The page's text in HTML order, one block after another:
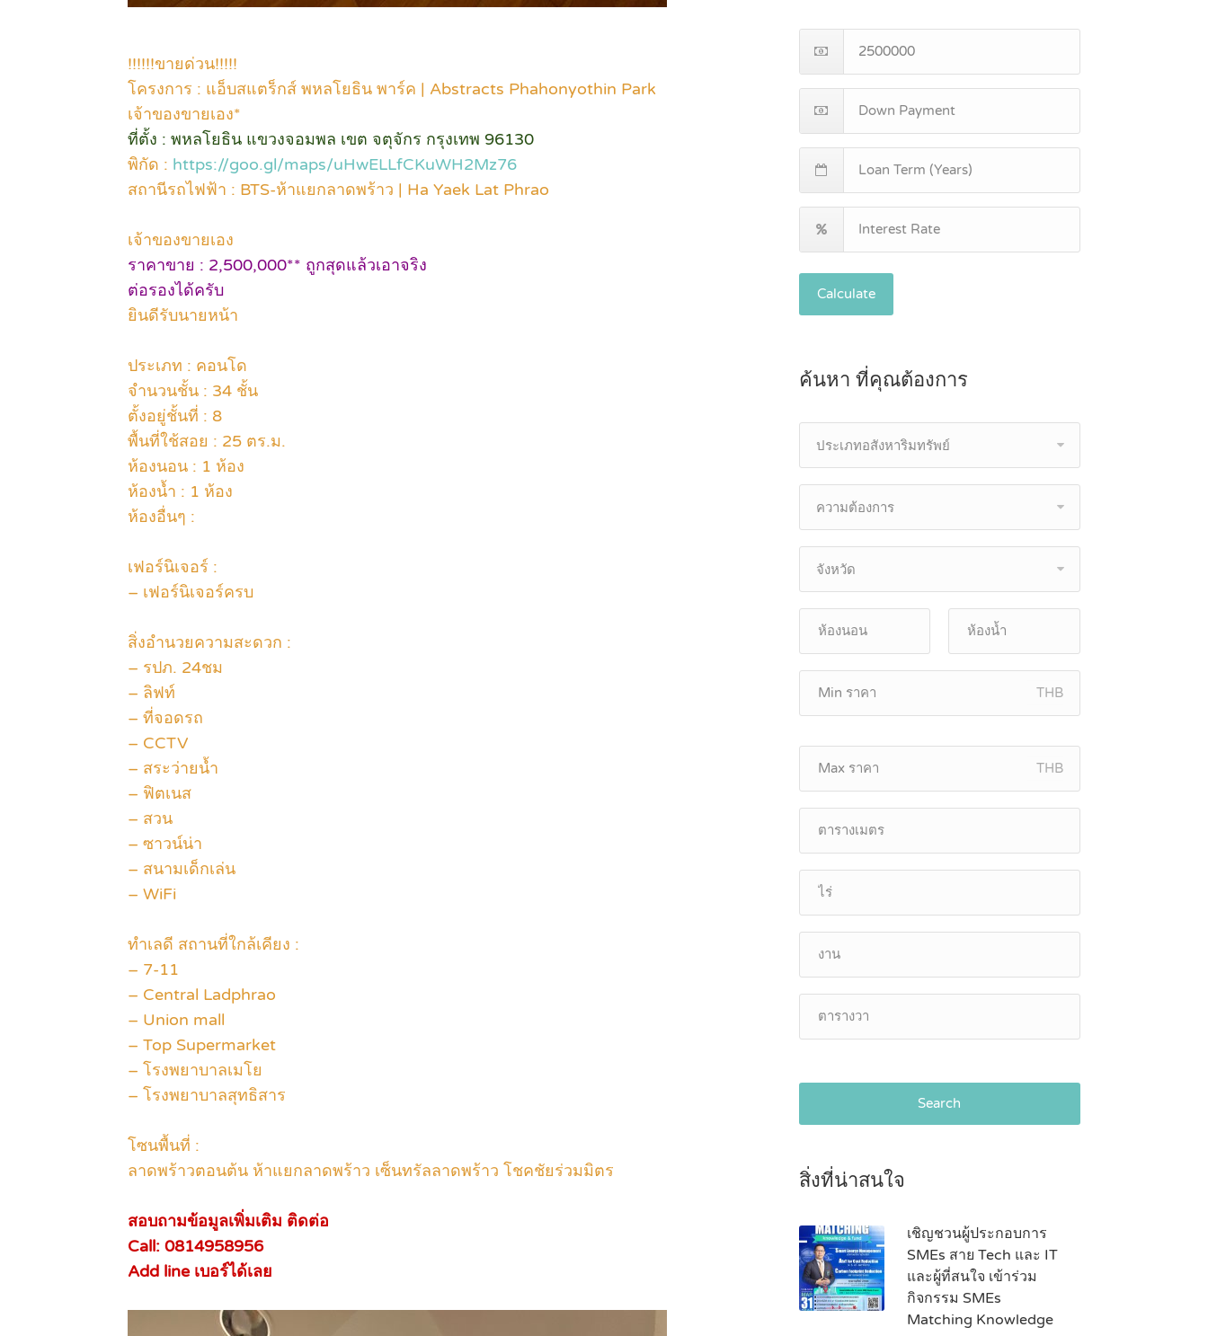
!!!!!!ขายด่วน!!!!!
โครงการ : แอ็บสแตร็กส์ พหลโยธิน พาร์ค | Abstracts Phahonyothin Park
เจ้าของขายเอง*
ที่ตั้ง : พหลโยธิน แขวงจอมพล เขต จตุจักร กรุงเทพ 96130
พิกัด : https://goo.gl/maps/uHwELLfCKuWH2Mz76
สถานีรถไฟฟ้า : BTS-ห้าแยกลาดพร้าว | Ha Yaek Lat Phrao
เจ้าของขายเอง
ราคาขาย : 2,500,000** ถูกสุดแล้วเอาจริง
ต่อรองได้ครับ
ยินดีรับนายหน้า
ประเภท : คอนโด
จำนวนชั้น : 34 ชั้น
ตั้งอยู่ชั้นที่ : 8
พื้นที่ใช้สอย : 25 ตร.ม.
ห้องนอน : 1 ห้อง
ห้องน้ำ : 1 ห้อง
ห้องอื่นๆ :
เฟอร์นิเจอร์ :
– เฟอร์นิเจอร์ครบ
สิ่งอำนวยความสะดวก :
– รปภ. 24ชม
– ลิฟท์
– ที่จอดรถ
– CCTV
– สระว่ายน้ำ
– ฟิตเนส
– สวน
– ซาวน์น่า
– สนามเด็กเล่น
– WiFi
ทำเลดี สถานที่ใกล้เคียง :
– 7-11
– Central Ladphrao
– Union mall
– Top Supermarket
– โรงพยาบาลเมโย
– โรงพยาบาลสุทธิสาร
โซนพื้นที่ :
ลาดพร้าวตอนต้น ห้าแยกลาดพร้าว เซ็นทรัลลาดพร้าว โชคชัยร่วมมิตร
สอบถามข้อมูลเพิ่มเติม ติดต่อ
Call: 0814958956
Add line เบอร์ได้เลย
Calculate
ค้นหา ที่คุณต้องการ
ประเภทอสังหาริมทรัพย์
ความต้องการ
จังหวัด
THB
THB
Search
สิ่งที่น่าสนใจ
เชิญชวนผู้ประกอบการ
SMEs สาย Tech และ IT
และผู้ที่สนใจ เข้าร่วม
กิจกรรม SMEs
Matching Knowledge